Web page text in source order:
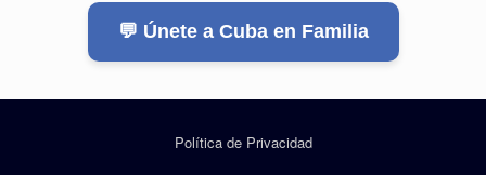
💬 Únete a Cuba en Familia
Política de Privacidad